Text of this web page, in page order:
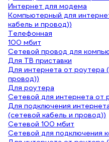
Интернет для модема
Компьютерный для
кабель и провод))
Телефонная
100 мбит
Сетевой провод для
Для ТВ приставки
Для интернета от роутера
провод))
Для роутера
Сетевой для интернета от
Для подключения
(сетевой кабель и провод))
Сетевой 100 мбит
Сетевой для подключения